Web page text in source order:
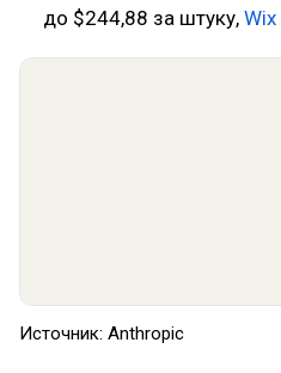
до $244,88 за штуку, Wix
Источник: Anthropic